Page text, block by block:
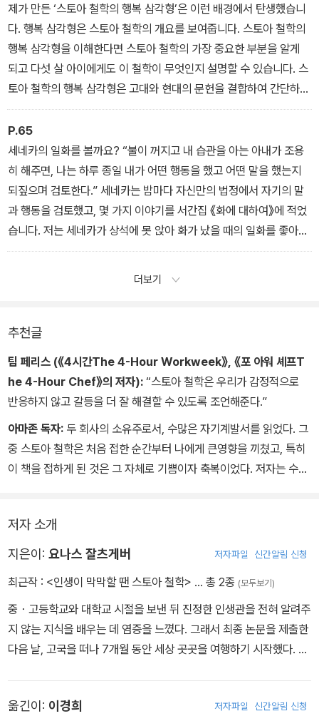
제가 만든 ‘스토아 철학의 행복 삼각형’은 이런 배경에서 탄생했습니
다. 행복 삼각형은 스토아 철학의 개요를 보여줍니다. 스토아 철학의
행복 삼각형을 이해한다면 스토아 철학의 가장 중요한 부분을 알게
되고 다섯 살 아이에게도 이 철학이 무엇인지 설명할 수 있습니다. 스
토아 철학의 행복 삼각형은 고대와 현대의 문헌을 결합하여 간단하고
시각적인 방법으로 스토아 철학을 나타낸 모형입니다. 그리고 바라건
대, 스토아 철학의 행복 삼각형은 누구에게나 도움이 될 것입니다.
P.65
세네카의 일화를 볼까요? “불이 꺼지고 내 습관을 아는 아내가 조용
히 해주면, 나는 하루 종일 내가 어떤 행동을 했고 어떤 말을 했는지
되짚으며 검토한다.” 세네카는 밤마다 자신만의 법정에서 자기의 말
과 행동을 검토했고, 몇 가지 이야기를 서간집 《화에 대하여》에 적었
습니다. 저는 세네카가 상석에 못 앉아 화가 났을 때의 일화를 좋아합
니다. 자리를 정해준 주인과 상석에 앉은 손님들에게 화를 내며 저녁
더보기
추천글
팀 페리스 (《4시간The 4-Hour Workweek》, 《포 아워 셰프T
he 4-Hour Chef》의 저자): “스토아 철학은 우리가 감정적으로
반응하지 않고 갈등을 더 잘 해결할 수 있도록 조언해준다.”
아마존 독자: 두 회사의 소유주로서, 수많은 자기계발서를 읽었다. 그
중 스토아 철학은 처음 접한 순간부터 나에게 큰영향을 끼쳤고, 특히
이 책을 접하게 된 것은 그 자체로 기쁨이자 축복이었다. 저자는 수세
로부터 배운 것을 일상생활에 적용하게 해준다는 것이다.
저자 소개
지은이: 요나스 잘츠게버 저자파일 신간알림 신청
최근작 : <인생이 막막할 땐 스토아 철학> … 총 2종 (모두보기)
중・고등학교와 대학교 시절을 보낸 뒤 진정한 인생관을 전혀 알려주
지 않는 지식을 배우는 데 염증을 느꼈다. 그래서 최종 논문을 제출한
다음 날, 고국을 떠나 7개월 동안 세상 곳곳을 여행하기 시작했다. 집
다. ‘어쩌면 나는 어떻게 살아야 하는가에 관한 교육을 받지 못했던 것
옮긴이: 이경희 저자파일 신간알림 신청